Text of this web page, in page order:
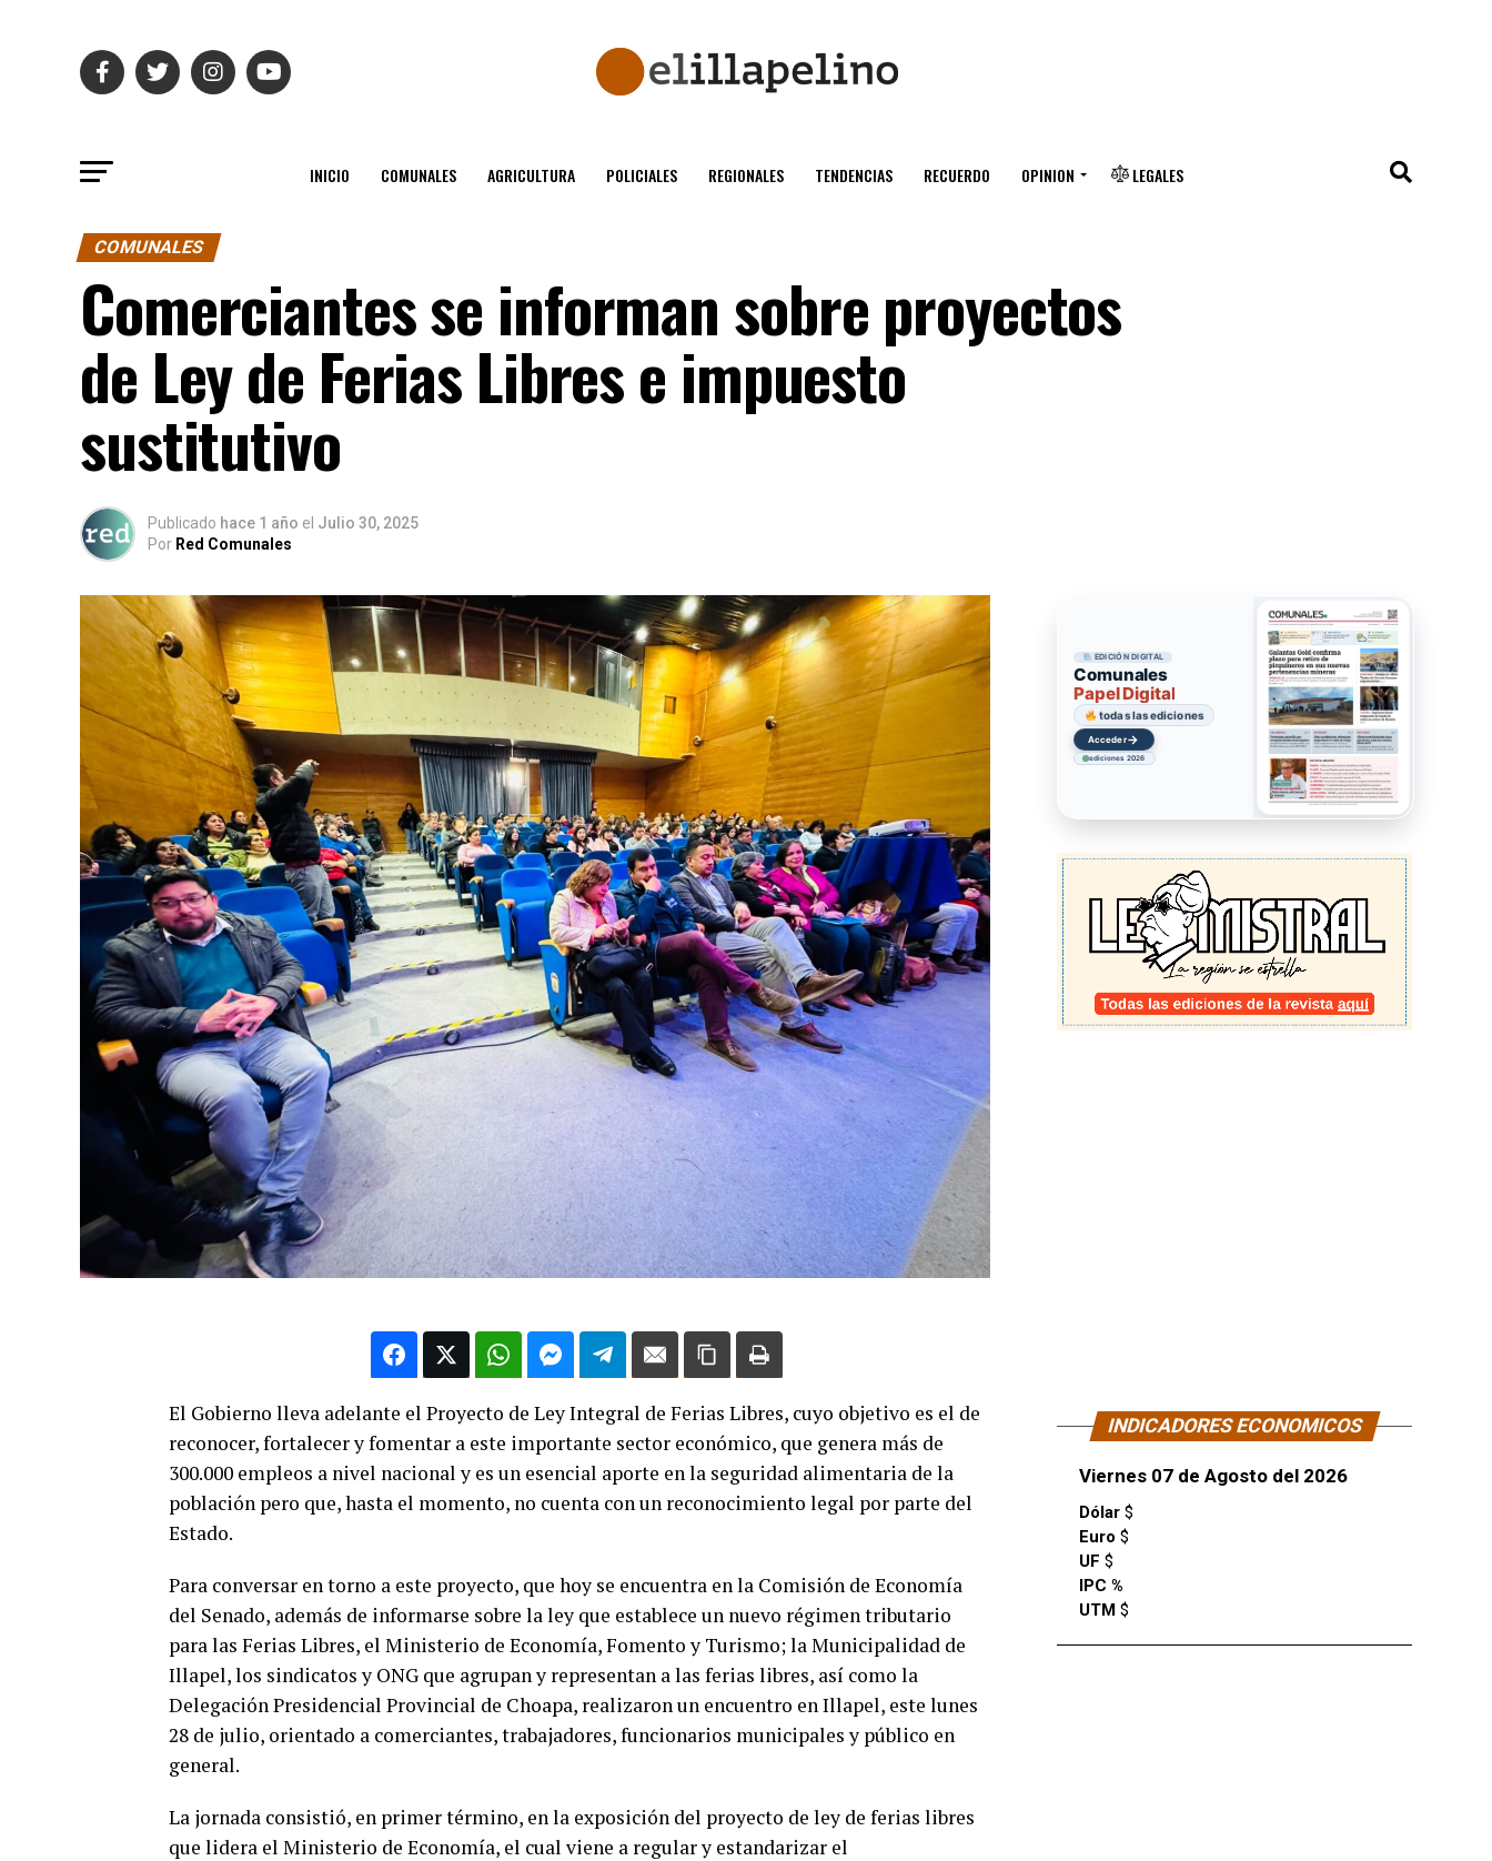
INICIO COMUNALES AGRICULTURA POLICIALES REGIONALES TENDENCIAS RECUERDO OPINION LEGALES
COMUNALES
Comerciantes se informan sobre proyectos
de Ley de Ferias Libres e impuesto
sustitutivo
Publicado hace 1 año el Julio 30, 2025
Por Red Comunales
El Gobierno lleva adelante el Proyecto de Ley Integral de Ferias Libres, cuyo objetivo es el de
reconocer, fortalecer y fomentar a este importante sector económico, que genera más de
300.000 empleos a nivel nacional y es un esencial aporte en la seguridad alimentaria de la
población pero que, hasta el momento, no cuenta con un reconocimiento legal por parte del
Estado.
Para conversar en torno a este proyecto, que hoy se encuentra en la Comisión de Economía
del Senado, además de informarse sobre la ley que establece un nuevo régimen tributario
para las Ferias Libres, el Ministerio de Economía, Fomento y Turismo; la Municipalidad de
Illapel, los sindicatos y ONG que agrupan y representan a las ferias libres, así como la
Delegación Presidencial Provincial de Choapa, realizaron un encuentro en Illapel, este lunes
28 de julio, orientado a comerciantes, trabajadores, funcionarios municipales y público en
general.
La jornada consistió, en primer término, en la exposición del proyecto de ley de ferias libres
que lidera el Ministerio de Economía, el cual viene a regular y estandarizar el
EDICIÓN DIGITAL
Comunales
Papel Digital
todas las ediciones
Acceder→
ediciones 2026
INDICADORES ECONOMICOS
Viernes 07 de Agosto del 2026
Dólar $
Euro $
UF $
IPC %
UTM $